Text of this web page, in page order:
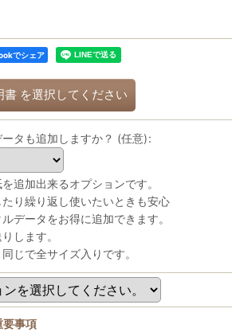
でシェア
書 を選択してください
タも追加しますか？ (任意):
追加出来るオプションです。
り繰り返し使いたいときも安心
データをお得に追加できます。
します。
じで全サイズ入りです。
要事項